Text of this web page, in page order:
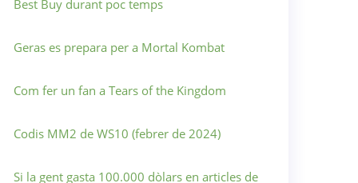
Best Buy durant poc temps
Geras es prepara per a Mortal Kombat
Com fer un fan a Tears of the Kingdom
Codis MM2 de WS10 (febrer de 2024)
Si la gent gasta 100.000 dòlars en articles de